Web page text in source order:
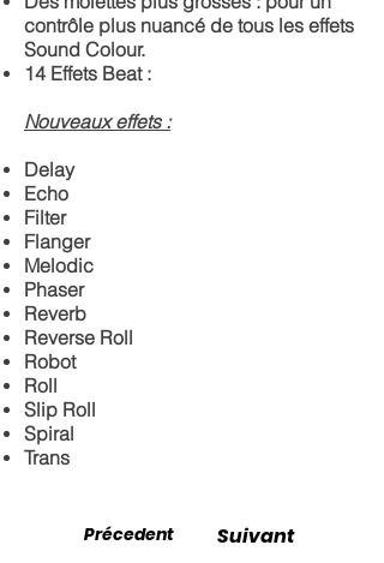
contrôle plus nuancé de tous les effets
Sound Colour.
14 Effets Beat :
Nouveaux effets :
Delay
Echo
Filter
Flanger
Melodic
Phaser
Reverb
Reverse Roll
Robot
Roll
Slip Roll
Spiral
Trans
Précedent Suivant